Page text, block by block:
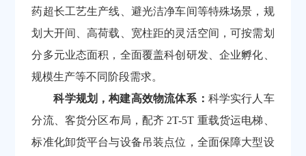
药超长工艺生产线、避光洁净车间等特殊场景，规
划大开间、高荷载、宽柱距的灵活空间，可按需划
分多元业态面积，全面覆盖科创研发、企业孵化、
规模生产等不同阶段需求。
科学规划，构建高效物流体系： 科学实行人车
分流、客货分区布局，配齐 2T-5T 重载货运电梯、
标准化卸货平台与设备吊装点位，全面保障大型设